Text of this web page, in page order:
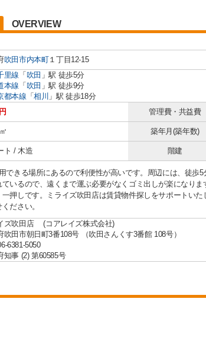
OVERVIEW
吹田市内本町１丁目12-15
里線 「 吹田 」駅 徒歩5分
本線 「 吹田 」駅 徒歩9分
都本線 「相川 」駅 徒歩18分
管理費・共益費
築年月(築年数)
ト / 木造 階建
できる場所にあるので利便性が高いです。周辺には、徒歩
ているので、遠くまで運ぶ必要がなくゴミ出しが楽になり
一押しです。ミライズ吹田店は賃貸物件探しをサポートい
ださい。
ズ吹田店 (コアレイズ株式会社)
吹田市朝日町3番108号 （吹田さんくす3番館 108号）
6381-5050
知事 (2) 第60585号